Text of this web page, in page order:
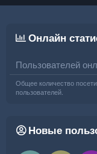
Онлайн
Пользователей
Общее количество
пользователей.
Новые